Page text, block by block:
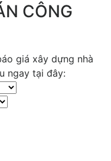
CÔNG
giá xây dựng nhà
ngay tại đây: